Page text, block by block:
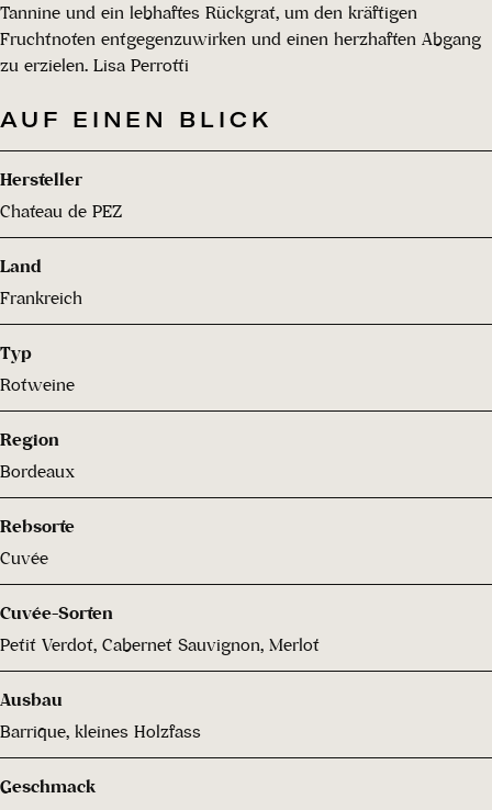
Tannine und ein lebhaftes Rückgrat, um den kräftigen
Fruchtnoten entgegenzuwirken und einen herzhaften Abgang
zu erzielen. Lisa Perrotti
AUF EINEN BLICK
Hersteller
Chateau de PEZ
Land
Frankreich
Typ
Rotweine
Region
Bordeaux
Rebsorte
Cuvée
Cuvée-Sorten
Petit Verdot, Cabernet Sauvignon, Merlot
Ausbau
Barrique, kleines Holzfass
Geschmack